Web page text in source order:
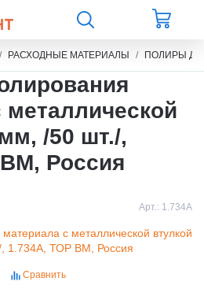
РАСХОДНЫЕ МАТЕРИАЛЫ ПОЛИРЫ
металлической
/50 шт./,
Россия
Арт.: 1.734А
Сравнить